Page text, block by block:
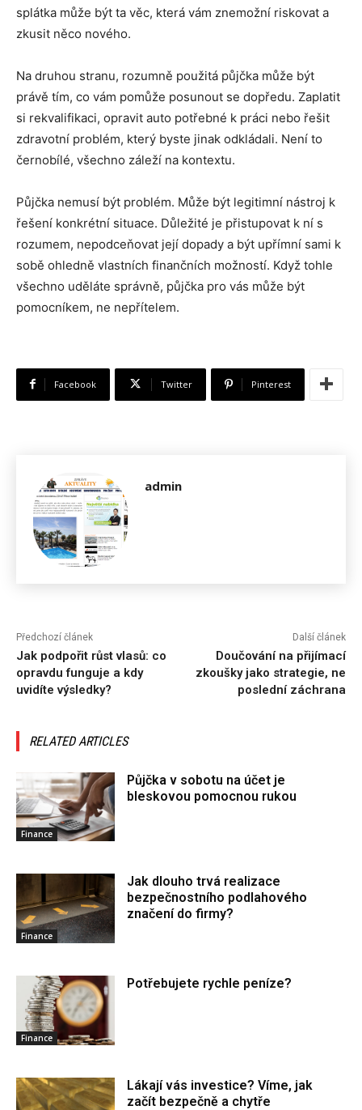
splátka může být ta věc, která vám znemožní riskovat a
zkusit něco nového.
Na druhou stranu, rozumně použitá půjčka může být
právě tím, co vám pomůže posunout se dopředu. Zaplatit
si rekvalifikaci, opravit auto potřebné k práci nebo řešit
zdravotní problém, který byste jinak odkládali. Není to
černobílé, všechno záleží na kontextu.
Půjčka nemusí být problém. Může být legitimní nástroj k
řešení konkrétní situace. Důležité je přistupovat k ní s
rozumem, nepodceňovat její dopady a být upřímní sami k
sobě ohledně vlastních finančních možností. Když tohle
všechno uděláte správně, půjčka pro vás může být
pomocníkem, ne nepřítelem.
Facebook Twitter Pinterest
admin
Předchozí článek
Jak podpořit růst vlasů: co
opravdu funguje a kdy
uvidíte výsledky?
Další článek
Doučování na přijímací
zkoušky jako strategie, ne
poslední záchrana
RELATED ARTICLES
Finance
Půjčka v sobotu na účet je
bleskovou pomocnou rukou
Finance
Jak dlouho trvá realizace
bezpečnostního podlahového
značení do firmy?
Finance
Potřebujete rychle peníze?
Lákají vás investice? Víme, jak
začít bezpečně a chytře